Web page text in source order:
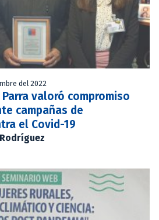
del 2022
valoró compromiso
campañas de
el Covid-19